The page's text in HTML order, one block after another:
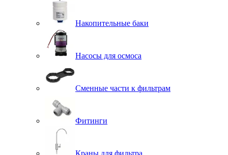
Накопительные баки
Насосы для осмоса
Сменные части к фильтрам
Фитинги
Краны для фильтра